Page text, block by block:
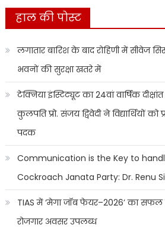
हाल की पोस्ट
लगातार बारिश के बाद रोहिणी में सीवेज
भवनों की सुरक्षा खतरे में
टेक्निया इंस्टिट्यूट का 24वां वार्षिक
कुलपति प्रो. संजय द्विवेदी ने विद्यार्थियों को
पदक
Communication is the Key to
Cockroach Janata Party: Dr. Renu
TIAS में ‘मेगा जॉब फेयर–2026’ का
रोजगार अवसर उपलब्ध